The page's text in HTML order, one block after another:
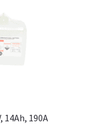
14Ah, 190A